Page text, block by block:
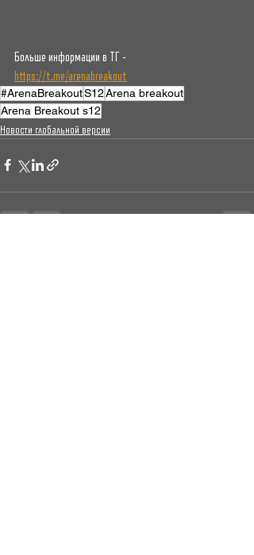
Больше информации в ТГ -
https://t.me/arenabreakout
#ArenaBreakoutS12Arena breakout
Arena Breakout s12
Новости глобальной версии